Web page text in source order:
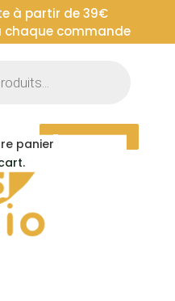
à partir de 39€
chaque commande
Espace pro
panier